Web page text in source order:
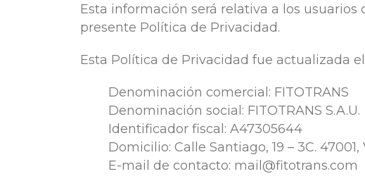
Esta información será relativa a los
presente Política de Privacidad.
Esta Política de Privacidad fue actualizada
Denominación comercial: FITOTRANS
Denominación social: FITOTRANS S.A.U.
Identificador fiscal: A47305644
Domicilio: Calle Santiago, 19 – 3C.
E-mail de contacto: mail@fitotrans.com